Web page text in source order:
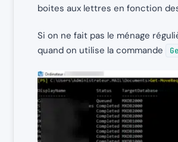
boites aux lettres en fonction
Si on ne fait pas le ménage
quand on utilise la commande